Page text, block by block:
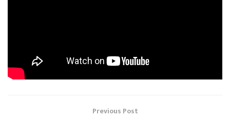
Previous Post